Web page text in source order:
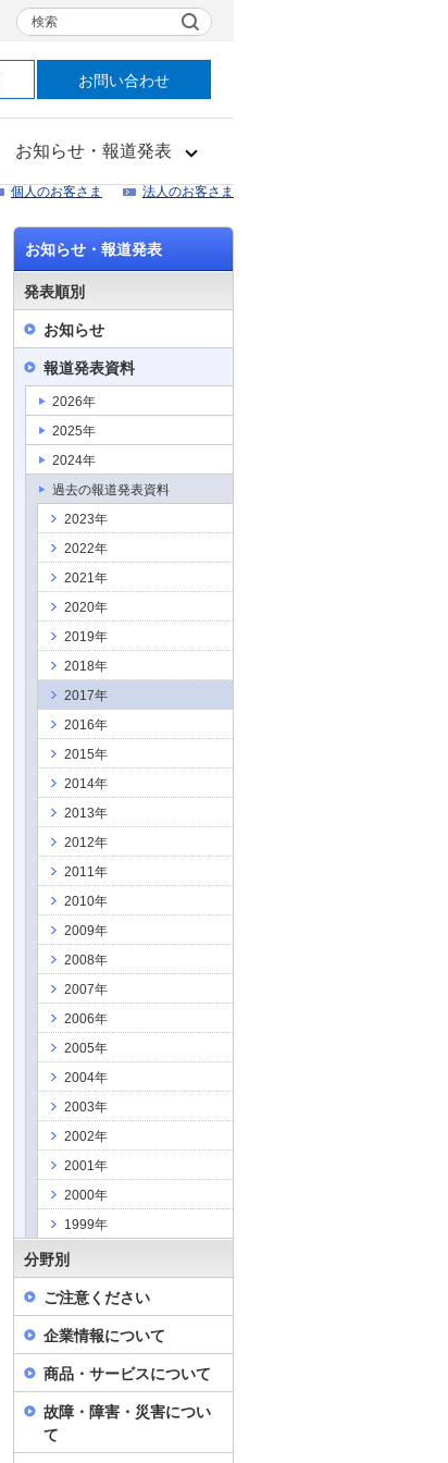
お知らせ・報道発表
検索
お問い合わせ
個人のお客さま 法人のお客さま
お知らせ・報道発表
発表順別
お知らせ
報道発表資料
2026年
2025年
2024年
過去の報道発表資料
2023年
2022年
2021年
2020年
2019年
2018年
2017年
2016年
2015年
2014年
2013年
2012年
2011年
2010年
2009年
2008年
2007年
2006年
2005年
2004年
2003年
2002年
2001年
2000年
1999年
分野別
ご注意ください
企業情報について
商品・サービスについて
故障・障害・災害につい
て